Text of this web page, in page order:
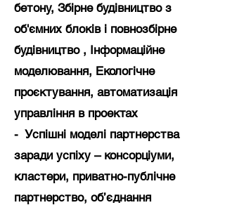
бетону, Збірне будівництво з
об'ємних блоків і повнозбірне
будівництво , Інформаційне
моделювання, Екологічне
проєктування, автоматизація
управління в проектах
- Успішні моделі партнерства
заради успіху – консорціуми,
кластери, приватно-публічне
партнерство, об’єднання